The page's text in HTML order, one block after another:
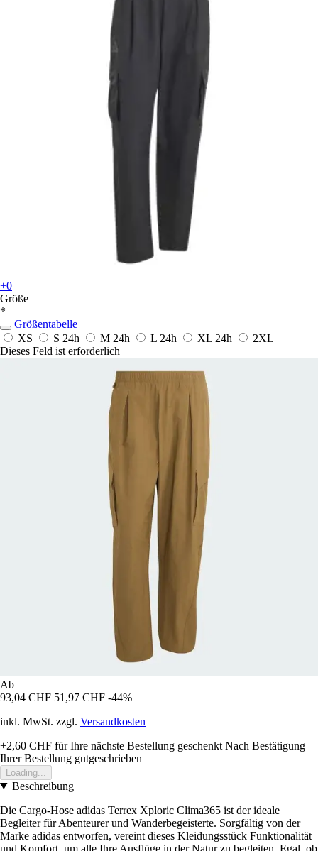
+0
Größe
*
Größentabelle
XS
S 24h M 24h L 24h XL 24h
2XL
Dieses Feld ist erforderlich
Ab
93,04 CHF 51,97 CHF -44%
inkl. MwSt. zzgl. Versandkosten
+2,60 CHF für Ihre nächste Bestellung geschenkt Nach Bestätigung
Ihrer Bestellung gutgeschrieben
Loading...
Beschreibung
Die Cargo-Hose adidas Terrex Xploric Clima365 ist der ideale
Begleiter für Abenteurer und Wanderbegeisterte. Sorgfältig von der
Marke adidas entworfen, vereint dieses Kleidungsstück Funktionalität
und Komfort, um alle Ihre Ausflüge in der Natur zu begleiten. Egal, ob